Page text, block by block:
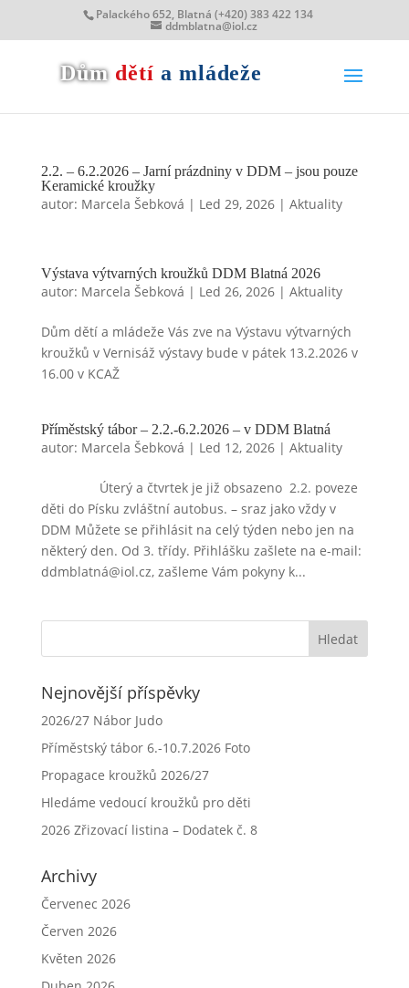
Palackého 652, Blatná (+420) 383 422 134
ddmblatna@iol.cz
Dům dětí a mládeže
2.2. – 6.2.2026 – Jarní prázdniny v DDM – jsou pouze
Keramické kroužky
autor: Marcela Šebková | Led 29, 2026| Aktuality
Výstava výtvarných kroužků DDM Blatná 2026
autor: Marcela Šebková | Led 26, 2026| Aktuality
Dům dětí a mládeže Vás zve na Výstavu výtvarných
kroužků v Vernisáž výstavy bude v pátek 13.2.2026 v
16.00 v KCAŽ
Příměstský tábor – 2.2.-6.2.2026 – v DDM Blatná
autor: Marcela Šebková | Led 12, 2026| Aktuality
Úterý a čtvrtek je již obsazeno 2.2. poveze
děti do Písku zvláštní autobus. – sraz jako vždy v
DDM Můžete se přihlásit na celý týden nebo jen na
některý den. Od 3. třídy. Přihlášku zašlete na e-mail:
ddmblatná@iol.cz, zašleme Vám pokyny k...
Nejnovější příspěvky
2026/27 Nábor Judo
Příměstský tábor 6.-10.7.2026 Foto
Propagace kroužků 2026/27
Hledáme vedoucí kroužků pro děti
2026 Zřizovací listina – Dodatek č. 8
Archivy
Červenec 2026
Červen 2026
Květen 2026